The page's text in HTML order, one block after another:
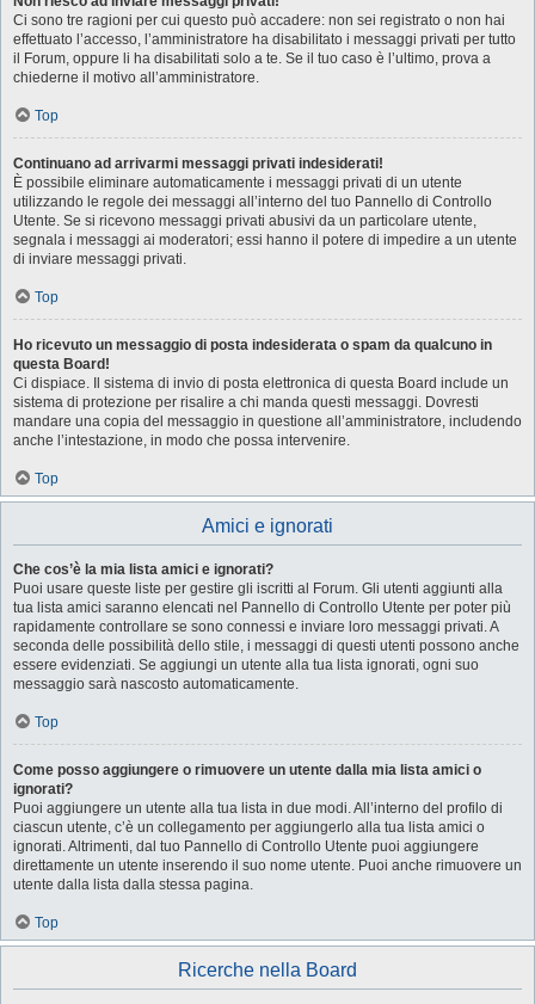
Ci sono tre ragioni per cui questo può accadere: non sei registrato o non hai
effettuato l’accesso, l’amministratore ha disabilitato i messaggi privati per tutto
il Forum, oppure li ha disabilitati solo a te. Se il tuo caso è l’ultimo, prova a
chiederne il motivo all’amministratore.
Top
Continuano ad arrivarmi messaggi privati indesiderati!
È possibile eliminare automaticamente i messaggi privati ​​di un utente
utilizzando le regole dei messaggi all’interno del tuo Pannello di Controllo
Utente. Se si ricevono messaggi privati ​​abusivi da un particolare utente,
segnala i messaggi ai moderatori; essi hanno il potere di impedire a un utente
di inviare messaggi privati​​.
Top
Ho ricevuto un messaggio di posta indesiderata o spam da qualcuno in
questa Board!
Ci dispiace. Il sistema di invio di posta elettronica di questa Board include un
sistema di protezione per risalire a chi manda questi messaggi. Dovresti
mandare una copia del messaggio in questione all’amministratore, includendo
anche l’intestazione, in modo che possa intervenire.
Top
Amici e ignorati
Che cos’è la mia lista amici e ignorati?
Puoi usare queste liste per gestire gli iscritti al Forum. Gli utenti aggiunti alla
tua lista amici saranno elencati nel Pannello di Controllo Utente per poter più
rapidamente controllare se sono connessi e inviare loro messaggi privati. A
seconda delle possibilità dello stile, i messaggi di questi utenti possono anche
essere evidenziati. Se aggiungi un utente alla tua lista ignorati, ogni suo
messaggio sarà nascosto automaticamente.
Top
Come posso aggiungere o rimuovere un utente dalla mia lista amici o
ignorati?
Puoi aggiungere un utente alla tua lista in due modi. All’interno del profilo di
ciascun utente, c’è un collegamento per aggiungerlo alla tua lista amici o
ignorati. Altrimenti, dal tuo Pannello di Controllo Utente puoi aggiungere
direttamente un utente inserendo il suo nome utente. Puoi anche rimuovere un
utente dalla lista dalla stessa pagina.
Top
Ricerche nella Board